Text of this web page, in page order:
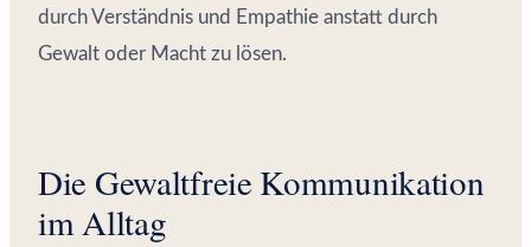
durch Verständnis und Empathie anstatt durch
Gewalt oder Macht zu lösen.
Die Gewaltfreie Kommunikation
im Alltag